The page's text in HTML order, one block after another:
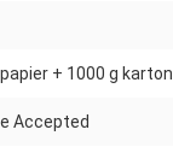
+ 1000 g karton
Accepted